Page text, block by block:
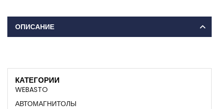
ОПИСАНИЕ
КАТЕГОРИИ
WEBASTO
АВТОМАГНИТОЛЫ